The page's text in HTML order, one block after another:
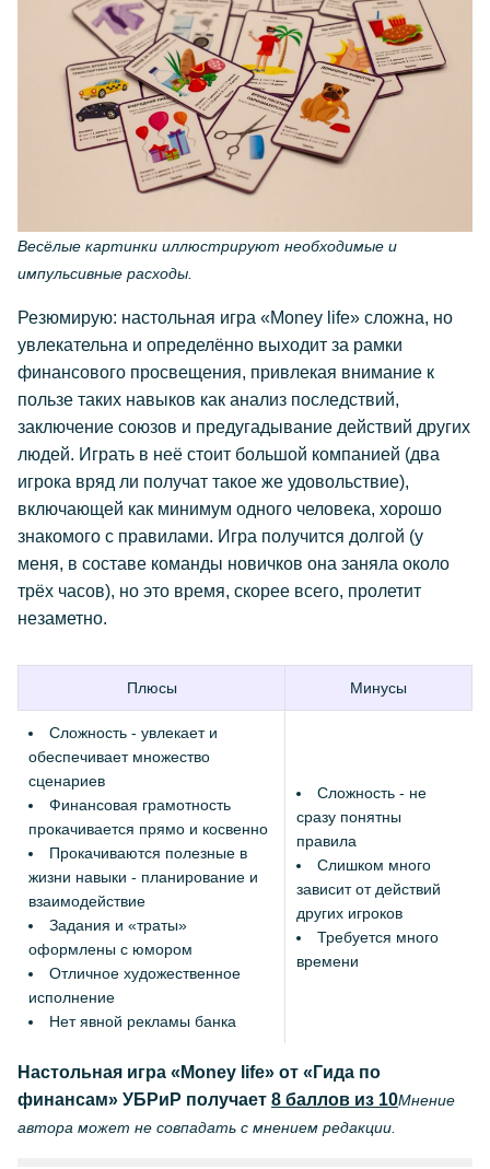
Весёлые картинки иллюстрируют необходимые и
импульсивные расходы.
Резюмирую: настольная игра «Money life» сложна, но
увлекательна и определённо выходит за рамки
финансового просвещения, привлекая внимание к
пользе таких навыков как анализ последствий,
заключение союзов и предугадывание действий других
людей. Играть в неё стоит большой компанией (два
игрока вряд ли получат такое же удовольствие),
включающей как минимум одного человека, хорошо
знакомого с правилами. Игра получится долгой (у
меня, в составе команды новичков она заняла около
трёх часов), но это время, скорее всего, пролетит
незаметно.
Плюсы Минусы
Сложность - увлекает и
обеспечивает множество
сценариев
Финансовая грамотность
прокачивается прямо и косвенно
Прокачиваются полезные в
жизни навыки - планирование и
взаимодействие
Задания и «траты»
оформлены с юмором
Отличное художественное
исполнение
Нет явной рекламы банка
Сложность - не
сразу понятны
правила
Слишком много
зависит от действий
других игроков
Требуется много
времени
Настольная игра «Money life» от «Гида по
финансам» УБРиР получает 8 баллов из 10Мнение
автора может не совпадать с мнением редакции.